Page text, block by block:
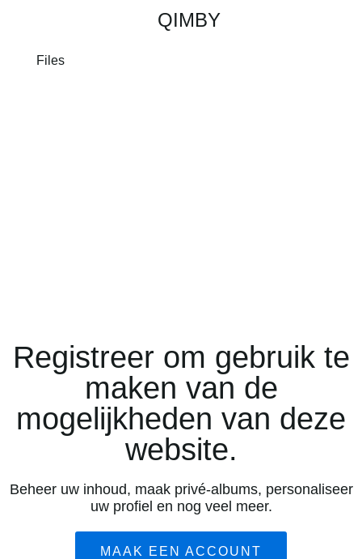
QIMBY
Files
Registreer om gebruik te
maken van de
mogelijkheden van deze
website.
Beheer uw inhoud, maak privé-albums, personaliseer
uw profiel en nog veel meer.
MAAK EEN ACCOUNT